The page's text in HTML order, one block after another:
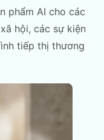
phẩm AI cho các
hội, các sự kiện
tiếp thị thương